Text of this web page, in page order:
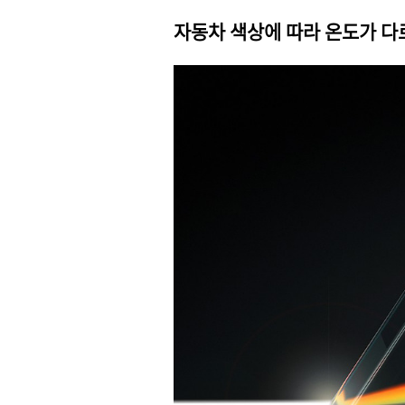
자동차 색상에 따라 온도가 다